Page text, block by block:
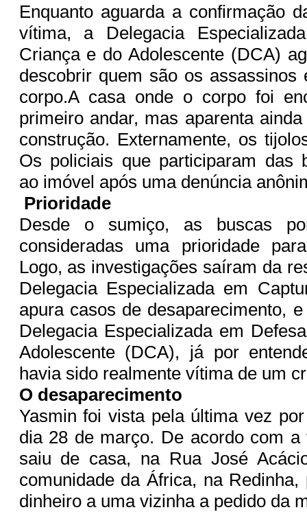
Enquanto aguarda a confirmação
vítima, a Delegacia
Criança e do Adolescente (DCA)
descobrir quem são os assassinos
corpo.A casa onde o corpo foi
primeiro andar, mas aparenta
construção. Externamente, os
Os policiais que participaram das
ao imóvel após uma denúncia
Prioridade
Desde o sumiço, as buscas
consideradas uma prioridade
Logo, as investigações saíram da
Delegacia Especializada em
apura casos de desaparecimento,
Delegacia Especializada em
Adolescente (DCA), já por
havia sido realmente vítima de um
O desaparecimento
Yasmin foi vista pela última vez
dia 28 de março. De acordo com
saiu de casa, na Rua José
comunidade da África, na
dinheiro a uma vizinha a pedido da